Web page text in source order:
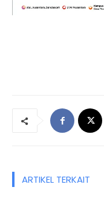
ARTIKEL TERKAIT